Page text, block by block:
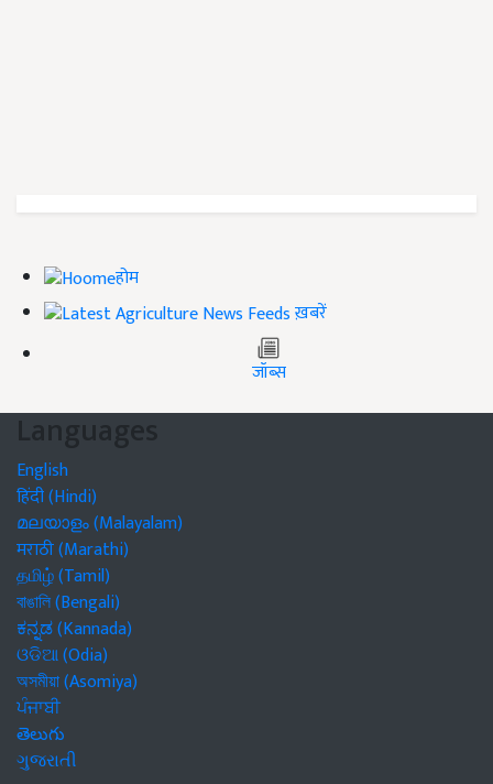
होम
ख़बरें
जॉब्स
Languages
English
हिंदी (Hindi)
മലയാളം (Malayalam)
मराठी (Marathi)
தமிழ் (Tamil)
বাঙালি (Bengali)
ಕನ್ನಡ (Kannada)
ଓଡିଆ (Odia)
অসমীয়া (Asomiya)
ਪੰਜਾਬੀ
తెలుగు
ગુજરાતી